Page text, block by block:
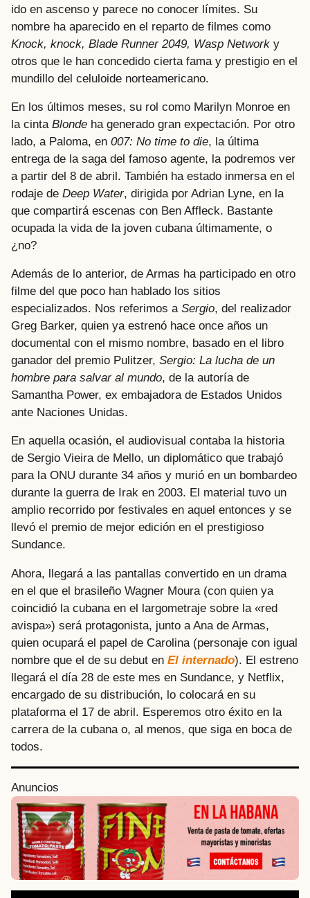
ido en ascenso y parece no conocer límites. Su
nombre ha aparecido en el reparto de filmes como
Knock, knock, Blade Runner 2049, Wasp Network y
otros que le han concedido cierta fama y prestigio en el
mundillo del celuloide norteamericano.
En los últimos meses, su rol como Marilyn Monroe en
la cinta Blonde ha generado gran expectación. Por otro
lado, a Paloma, en 007: No time to die, la última
entrega de la saga del famoso agente, la podremos ver
a partir del 8 de abril. También ha estado inmersa en el
rodaje de Deep Water, dirigida por Adrian Lyne, en la
que compartirá escenas con Ben Affleck. Bastante
ocupada la vida de la joven cubana últimamente, o
¿no?
Además de lo anterior, de Armas ha participado en otro
filme del que poco han hablado los sitios
especializados. Nos referimos a Sergio, del realizador
Greg Barker, quien ya estrenó hace once años un
documental con el mismo nombre, basado en el libro
ganador del premio Pulitzer, Sergio: La lucha de un
hombre para salvar al mundo, de la autoría de
Samantha Power, ex embajadora de Estados Unidos
ante Naciones Unidas.
En aquella ocasión, el audiovisual contaba la historia
de Sergio Vieira de Mello, un diplomático que trabajó
para la ONU durante 34 años y murió en un bombardeo
durante la guerra de Irak en 2003. El material tuvo un
amplio recorrido por festivales en aquel entonces y se
llevó el premio de mejor edición en el prestigioso
Sundance.
Ahora, llegará a las pantallas convertido en un drama
en el que el brasileño Wagner Moura (con quien ya
coincidió la cubana en el largometraje sobre la «red
avispa») será protagonista, junto a Ana de Armas,
quien ocupará el papel de Carolina (personaje con igual
nombre que el de su debut en El internado). El estreno
llegará el día 28 de este mes en Sundance, y Netflix,
encargado de su distribución, lo colocará en su
plataforma el 17 de abril. Esperemos otro éxito en la
carrera de la cubana o, al menos, que siga en boca de
todos.
Anuncios